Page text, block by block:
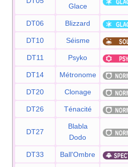
Glace
DT06 Blizzard
DT10 Séisme
DT11 Psyko
DT14 Métronome
DT20 Clonage
DT26 Ténacité
DT27
Blabla
Dodo
DT33 Ball'Ombre